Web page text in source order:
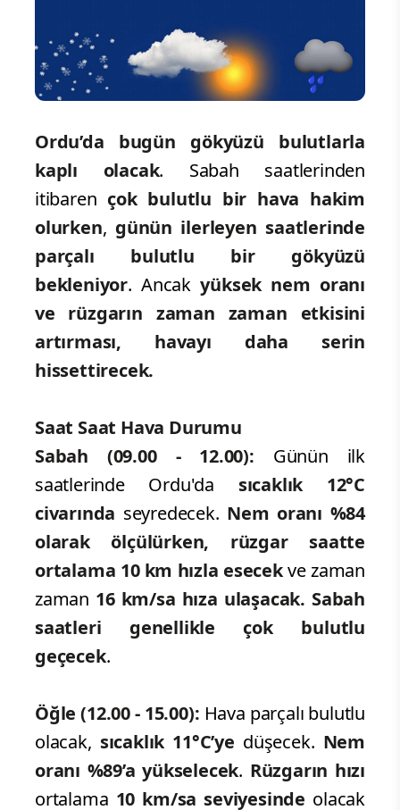
Ordu’da bugün gökyüzü bulutlarla
kaplı olacak. Sabah saatlerinden
itibaren çok bulutlu bir hava hakim
olurken, günün ilerleyen saatlerinde
parçalı bulutlu
bir gökyüzü
bekleniyor. Ancak yüksek nem oranı
ve rüzgarın zaman zaman etkisini
artırması, havayı daha serin
hissettirecek.
Saat Saat Hava Durumu
Sabah (09.00 - 12.00): Günün ilk
saatlerinde Ordu'da sıcaklık 12°C
civarında seyredecek. Nem oranı %84
olarak ölçülürken, rüzgar saatte
ortalama 10 km hızla esecekve zaman
zaman 16 km/sa hıza ulaşacak. Sabah
saatleri genellikle çok bulutlu
geçecek.
Öğle (12.00 - 15.00): Hava parçalı bulutlu
olacak, sıcaklık 11°C’ye düşecek. Nem
oranı %89’a yükselecek. Rüzgarın hızı
ortalama 10 km/sa seviyesinde olacak